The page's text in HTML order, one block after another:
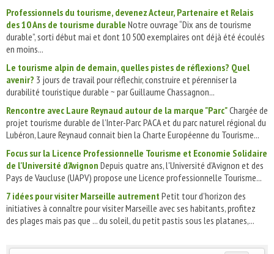
Professionnels du tourisme, devenez Acteur, Partenaire et Relais
des 10 Ans de tourisme durable Notre ouvrage “Dix ans de tourisme
durable”, sorti début mai et dont 10 500 exemplaires ont déjà été écoulés
en moins...
Le tourisme alpin de demain, quelles pistes de réflexions? Quel
avenir? 3 jours de travail pour réflechir, construire et pérenniser la
durabilité touristique durable ~ par Guillaume Chassagnon...
Rencontre avec Laure Reynaud autour de la marque "Parc"Chargée de
projet tourisme durable de l’Inter-Parc PACA et du parc naturel régional du
Lubéron, Laure Reynaud connait bien la Charte Européenne du Tourisme...
Focus sur la Licence Professionnelle Tourisme et Economie Solidaire
de l'Université d'Avignon Depuis quatre ans, l'Université d'Avignon et des
Pays de Vaucluse (UAPV) propose une Licence professionnelle Tourisme...
7 idées pour visiter Marseille autrement Petit tour d'horizon des
initiatives à connaître pour visiter Marseille avec ses habitants, profitez
des plages mais pas que ... du soleil, du petit pastis sous les platanes,...